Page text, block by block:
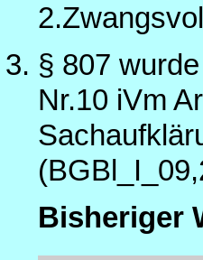
§ 807
Nr.10 iVm
Bisheriger